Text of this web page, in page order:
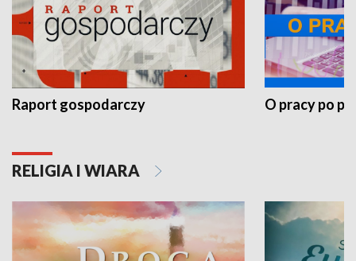
Raport gospodarczy O pracy po
RELIGIA I WIARA